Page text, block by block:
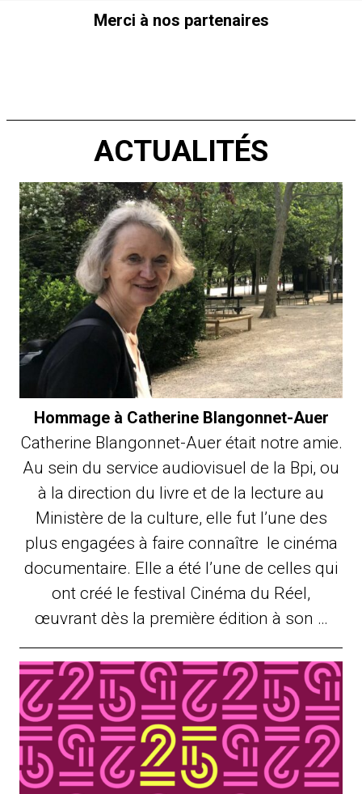
Merci à nos partenaires
ACTUALITÉS
Hommage à Catherine Blangonnet-Auer
Catherine Blangonnet-Auer était notre amie.
Au sein du service audiovisuel de la Bpi, ou
à la direction du livre et de la lecture au
Ministère de la culture, elle fut l’une des
plus engagées à faire connaître le cinéma
documentaire. Elle a été l’une de celles qui
ont créé le festival Cinéma du Réel,
œuvrant dès la première édition à son …